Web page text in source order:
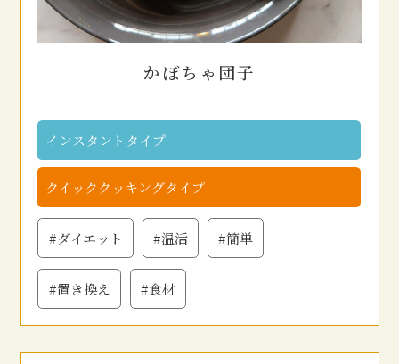
かぼちゃ団子
インスタントタイプ
クイッククッキングタイプ
#ダイエット #温活 #簡単
#置き換え #食材